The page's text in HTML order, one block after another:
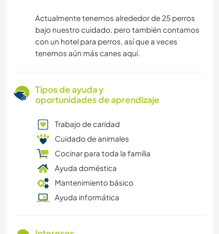
Actualmente tenemos alrededor de 25 perros
bajo nuestro cuidado, pero también contamos
con un hotel para perros, así que a veces
tenemos aún más canes aquí.
Tipos de ayuda y
oportunidades de aprendizaje
Trabajo de caridad
Cuidado de animales
Cocinar para toda la familia
Ayuda doméstica
Mantenimiento básico
Ayuda informática